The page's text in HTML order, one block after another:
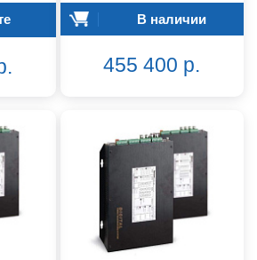
В наличии
455 400 р.